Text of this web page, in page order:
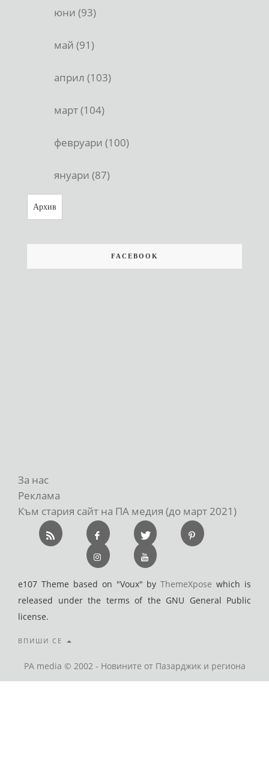
юни (93)
май (91)
април (103)
март (104)
февруари (100)
януари (87)
Архив
FACEBOOK
За нас
Реклама
Към стария сайт на ПА медия (до март 2021)
e107 Theme based on "Voux" byThemeXpose which is
released under the terms of the GNU General Public
license.
ВПИШИ СЕ
PA media © 2002 - Новините от Пазарджик и региона